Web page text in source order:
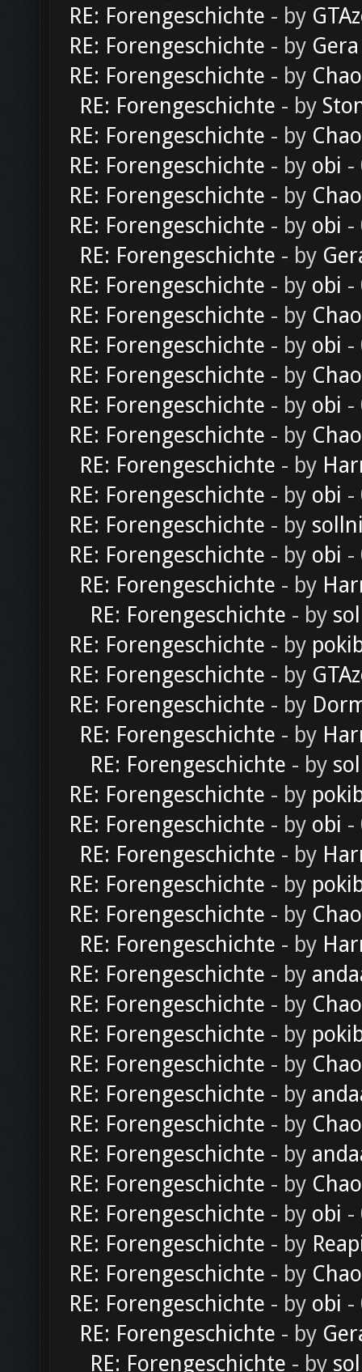
RE: Forengeschichte - by
RE: Forengeschichte - by Gera
RE: Forengeschichte - by
RE: Forengeschichte - by
RE: Forengeschichte - by
RE: Forengeschichte - by obi -
RE: Forengeschichte - by
RE: Forengeschichte - by obi -
RE: Forengeschichte - by
RE: Forengeschichte - by obi -
RE: Forengeschichte - by
RE: Forengeschichte - by obi -
RE: Forengeschichte - by
RE: Forengeschichte - by obi -
RE: Forengeschichte - by
RE: Forengeschichte - by
RE: Forengeschichte - by obi -
RE: Forengeschichte - by
RE: Forengeschichte - by obi -
RE: Forengeschichte - by
RE: Forengeschichte - by
RE: Forengeschichte - by
RE: Forengeschichte - by
RE: Forengeschichte - by
RE: Forengeschichte - by
RE: Forengeschichte - by
RE: Forengeschichte - by
RE: Forengeschichte - by obi -
RE: Forengeschichte - by
RE: Forengeschichte - by
RE: Forengeschichte - by
RE: Forengeschichte - by
RE: Forengeschichte - by
RE: Forengeschichte - by
RE: Forengeschichte - by
RE: Forengeschichte - by
RE: Forengeschichte - by
RE: Forengeschichte - by
RE: Forengeschichte - by
RE: Forengeschichte - by
RE: Forengeschichte - by obi -
RE: Forengeschichte - by
RE: Forengeschichte - by
RE: Forengeschichte - by obi -
RE: Forengeschichte - by
RE: Forengeschichte - by